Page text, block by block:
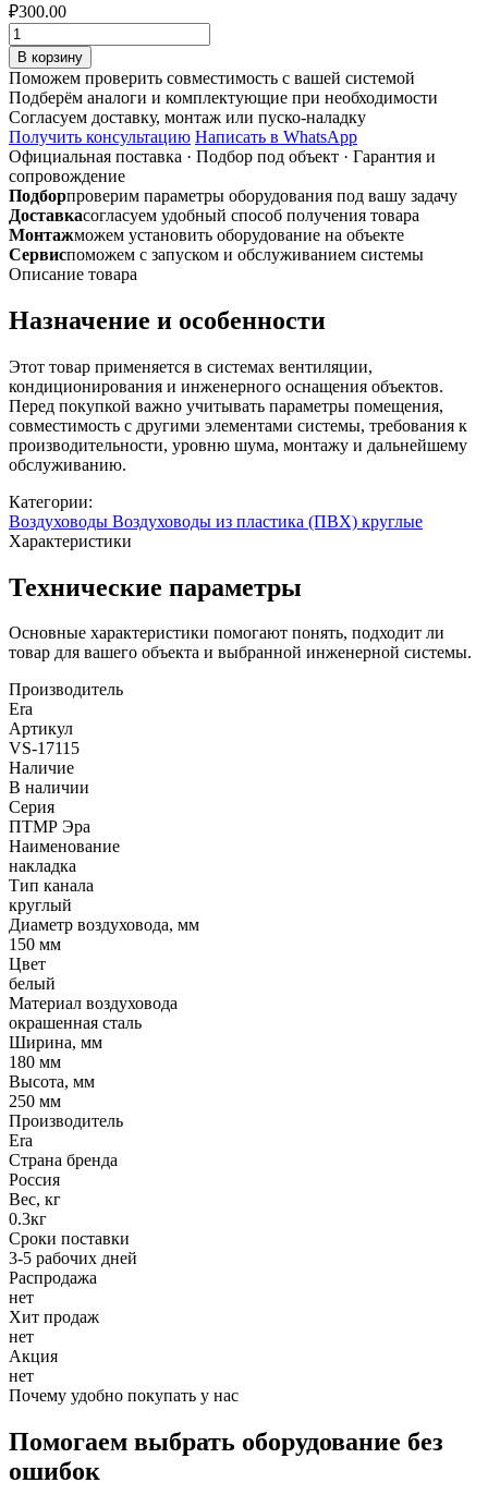
₽300.00
Количество
товара
150ПТМР
торцевая
площадка
стальная
ф
150
В корзину
Поможем проверить совместимость с вашей системой
Подберём аналоги и комплектующие при необходимости
Согласуем доставку, монтаж или пуско-наладку
Получить консультацию Написать в WhatsApp
Официальная поставка · Подбор под объект · Гарантия и
сопровождение
Подборпроверим параметры оборудования под вашу задачу
Доставкасогласуем удобный способ получения товара
Монтажможем установить оборудование на объекте
Сервиспоможем с запуском и обслуживанием системы
Описание товара
Назначение и особенности
Этот товар применяется в системах вентиляции,
кондиционирования и инженерного оснащения объектов.
Перед покупкой важно учитывать параметры помещения,
совместимость с другими элементами системы, требования к
производительности, уровню шума, монтажу и дальнейшему
обслуживанию.
Категории:
Воздуховоды Воздуховоды из пластика (ПВХ) круглые
Характеристики
Технические параметры
Основные характеристики помогают понять, подходит ли
товар для вашего объекта и выбранной инженерной системы.
Производитель
Era
Артикул
VS-17115
Наличие
В наличии
Серия
ПТМР Эра
Наименование
накладка
Тип канала
круглый
Диаметр воздуховода, мм
150 мм
Цвет
белый
Материал воздуховода
окрашенная сталь
Ширина, мм
180 мм
Высота, мм
250 мм
Производитель
Era
Страна бренда
Россия
Вес, кг
0.3кг
Сроки поставки
3-5 рабочих дней
Распродажа
нет
Хит продаж
нет
Акция
нет
Почему удобно покупать у нас
Помогаем выбрать оборудование без
ошибок